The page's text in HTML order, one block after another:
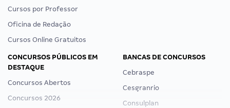
Cursos por Professor
Oficina de Redação
Cursos Online Gratuitos
CONCURSOS PÚBLICOS EM
DESTAQUE
Concursos Abertos
Concursos 2026
BANCAS DE CONCURSOS
Cebraspe
Cesgranrio
Consulplan